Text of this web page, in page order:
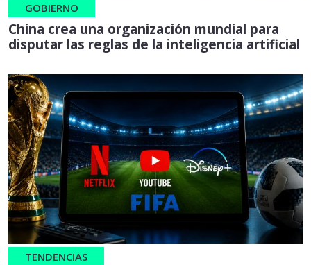
GOBIERNO
China crea una organización mundial para
disputar las reglas de la inteligencia artificial
TENDENCIAS